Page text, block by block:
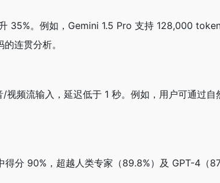
35%。例如，Gemini 1.5 Pro 支持 128,000
连贯分析。
频流输入，延迟低于 1 秒。例如，用户可通过自
分 90%，超越人类专家（89.8%）及 GPT-4（